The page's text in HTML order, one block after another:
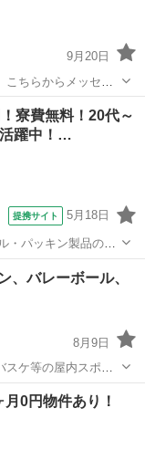
9月20日
ちらからメッセー
ーツをする✨」がコ
1～2回開催してい
寮費無料！20代～
躍中！…
提携サイト 5月18日
業 ・仕上げ後の目視
、バレーボール、
8月9日
スケ等の屋内スポー
、仲間に入れてもら
に、ウォーキングし
バスケ
月0円物件あり！